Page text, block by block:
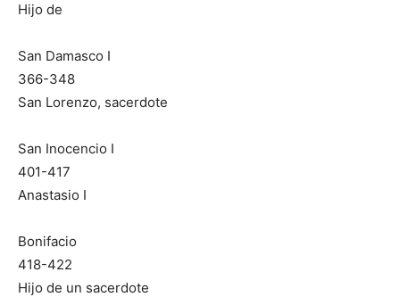
Hijo de
San Damasco I
366-348
San Lorenzo, sacerdote
San Inocencio I
401-417
Anastasio I
Bonifacio
418-422
Hijo de un sacerdote